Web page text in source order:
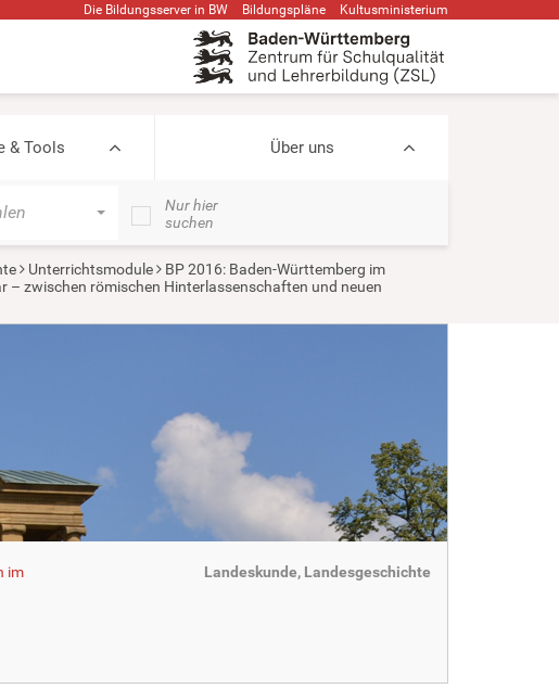
Die Bildungsserver in BW Bildungspläne Kultusministerium
& Tools Über uns
Nur hier
suchen
Unterrichtsmodule
BP 2016: Baden-Württemberg im
– zwischen römischen Hinterlassenschaften und neuen
im
Landeskunde, Landesgeschichte